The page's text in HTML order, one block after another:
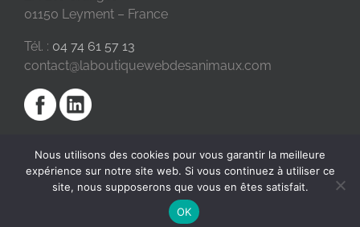
01150 Leyment – France
Tél. : 04 74 61 57 13
contact@laboutiquewebdesanimaux.com
2018 © La Boutique Web des Animaux | Réalisé par
Nous utilisons des cookies pour vous garantir la meilleure
expérience sur notre site web. Si vous continuez à utiliser ce
site, nous supposerons que vous en êtes satisfait.
OK